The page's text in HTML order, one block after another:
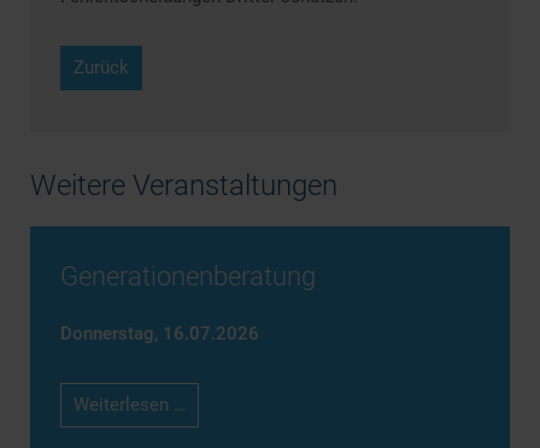
Zurück
Weitere Veranstaltungen
Generationenberatung
Donnerstag, 16.07.2026
Weiterlesen …